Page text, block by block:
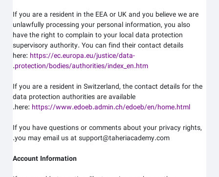
If you are a resident in the EEA or UK and you believe we are
unlawfully processing your personal information, you also
have the right to complain to your local data protection
supervisory authority. You can find their contact details
here:https://ec.europa.eu/justice/data-
protection/bodies/authorities/index_en.htm
.
If you are a resident in Switzerland, the contact details for the
data protection authorities are available
here:https://www.edoeb.admin.ch/edoeb/en/home.html
.
If you have questions or comments about your privacy rights,
you may email us atsupport@taheriacademy.com
.
Account Information